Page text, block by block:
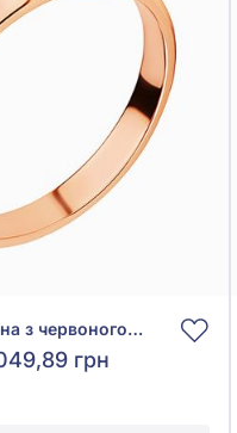
Обручка класична з червоного золота 585°, арт. КО025
грн